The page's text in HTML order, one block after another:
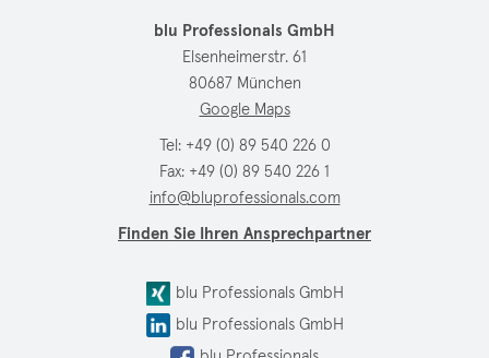
blu Professionals GmbH
Elsenheimerstr. 61
80687 München
Google Maps
Tel: +49 (0) 89 540 226 0
Fax: +49 (0) 89 540 226 1
info@bluprofessionals.com
Finden Sie Ihren Ansprechpartner
blu Professionals GmbH
blu Professionals GmbH